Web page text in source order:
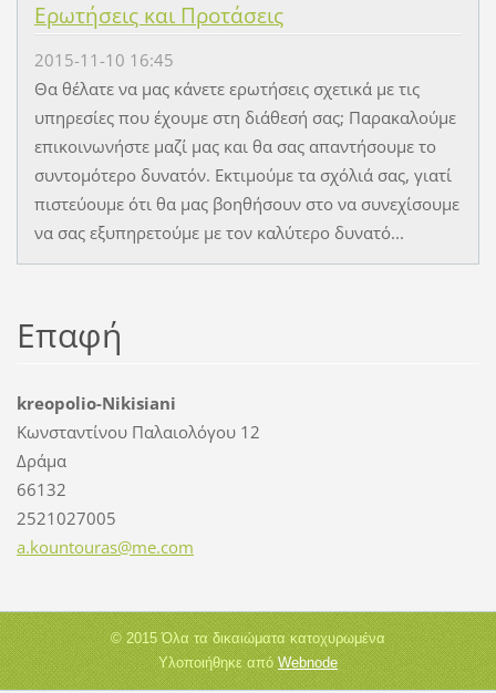
Ερωτήσεις και Προτάσεις
2015-11-10 16:45
Θα θέλατε να μας κάνετε ερωτήσεις σχετικά με τις
υπηρεσίες που έχουμε στη διάθεσή σας; Παρακαλούμε
επικοινωνήστε μαζί μας και θα σας απαντήσουμε το
συντομότερο δυνατόν. Εκτιμούμε τα σχόλιά σας, γιατί
πιστεύουμε ότι θα μας βοηθήσουν στο να συνεχίσουμε
να σας εξυπηρετούμε με τον καλύτερο δυνατό...
Επαφή
kreopolio-Nikisiani
Κωνσταντίνου Παλαιολόγου 12
Δράμα
66132
2521027005
a.kountouras@me.com
© 2015 Όλα τα δικαιώματα κατοχυρωμένα
Υλοποιήθηκε από Webnode